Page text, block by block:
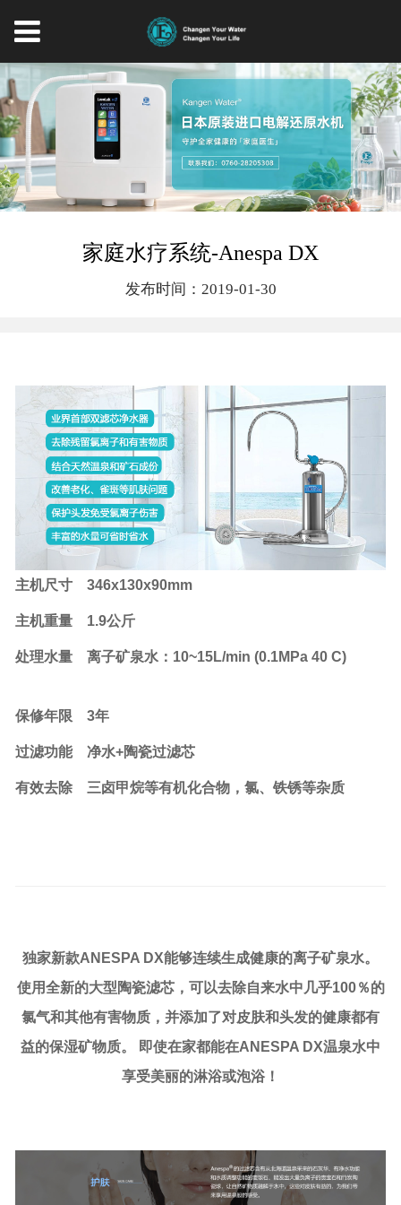
家庭水疗系统-Anespa DX
发布时间：2019-01-30
主机尺寸 346x130x90mm
主机重量 1.9公斤
处理水量 离子矿泉水：10~15L/min (0.1MPa 40 C)
保修年限 3年
过滤功能 净水+陶瓷过滤芯
有效去除 三卤甲烷等有机化合物，氯、铁锈等杂质
独家新款ANESPA DX能够连续生成健康的离子矿泉水。
使用全新的大型陶瓷滤芯，可以去除自来水中几乎100％的
氯气和其他有害物质，并添加了对皮肤和头发的健康都有
益的保湿矿物质。 即使在家都能在ANESPA DX温泉水中
享受美丽的淋浴或泡浴 ！